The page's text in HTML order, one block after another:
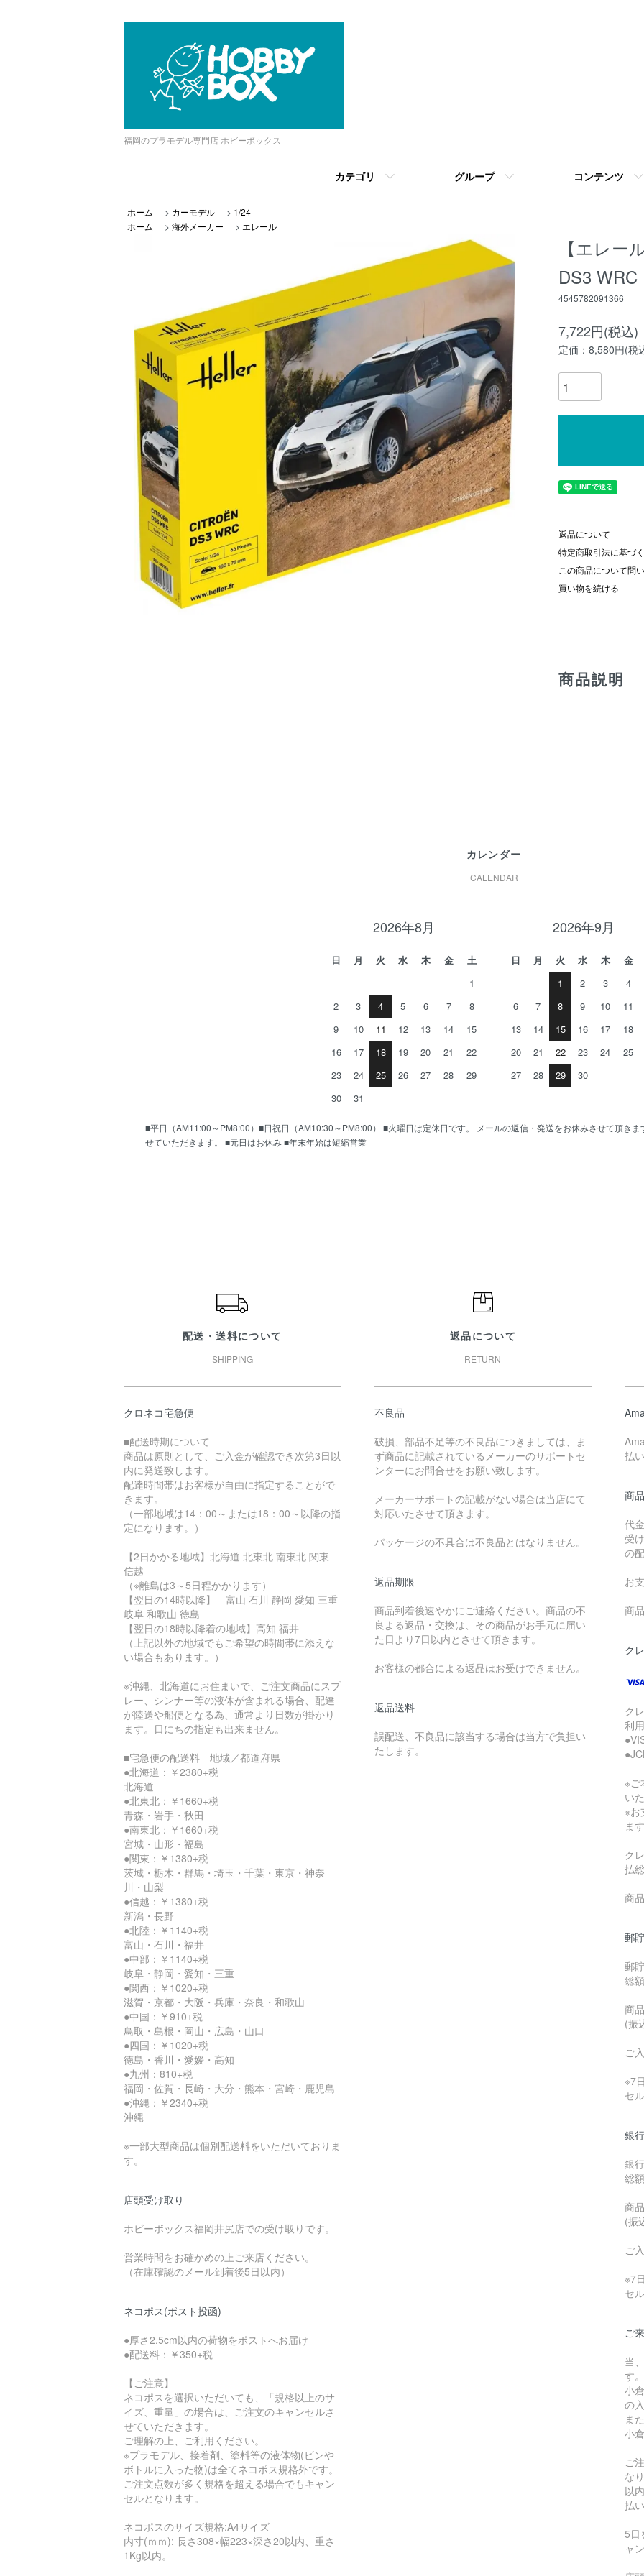
福岡のプラモデル専門店 ホビーボックス
カテゴリ グループ コンテンツ
ホーム > カーモデル > 1/24
ホーム
> 海外メーカー > エレール
【エレー
DS3 WRC
4545782091366
7,722円(税込)
定価：8,580円(税
返品について
特定商取引法に基づ
この商品について問
買い物を続ける
商品説明
カレンダー
CALENDAR
2026年8月
日 月 火 水 木 金
土
1
2
3 4 5 6 7
8
9
10 11 12 13 14
15
16
17 18 19 20 21
22
23
24 25 26 27 28
29
30
31
2026年9月
日 月 火 水 木
金
1
2 3
4
6
7 8 9 10
11
13
14 15 16 17
18
20
21 22 23 24
25
27
28 29 30
■平日（AM11:00～PM8:00）■日祝日（AM10:30～PM8:00） ■火曜日は定休日です。 メールの返信・発送をお休みさせて頂き
せていただきます。 ■元日はお休み ■年末年始は短縮営業
配送・送料について
SHIPPING
クロネコ宅急便
■配送時期について
商品は原則として、ご入金が確認でき次第3日以
内に発送致します。
配達時間帯はお客様が自由に指定することがで
きます。
（一部地域は14：00～または18：00～以降の指
定になります。）
【2日かかる地域】北海道 北東北 南東北 関東
信越
（※離島は3～5日程かかります）
【翌日の14時以降】 富山 石川 静岡 愛知 三重
岐阜 和歌山 徳島
【翌日の18時以降着の地域】高知 福井
（上記以外の地域でもご希望の時間帯に添えな
い場合もあります。）
※沖縄、北海道にお住まいで、ご注文商品にスプ
レー、シンナー等の液体が含まれる場合、配達
が陸送や船便となる為、通常より日数が掛かり
ます。日にちの指定も出来ません。
■宅急便の配送料 地域／都道府県
●北海道：￥2380+税
北海道
●北東北：￥1660+税
青森・岩手・秋田
●南東北：￥1660+税
宮城・山形・福島
●関東：￥1380+税
茨城・栃木・群馬・埼玉・千葉・東京・神奈
川・山梨
●信越：￥1380+税
新潟・長野
●北陸：￥1140+税
富山・石川・福井
●中部：￥1140+税
岐阜・静岡・愛知・三重
●関西：￥1020+税
滋賀・京都・大阪・兵庫・奈良・和歌山
●中国：￥910+税
鳥取・島根・岡山・広島・山口
●四国：￥1020+税
徳島・香川・愛媛・高知
●九州：810+税
福岡・佐賀・長崎・大分・熊本・宮崎・鹿児島
●沖縄：￥2340+税
沖縄
※一部大型商品は個別配送料をいただいておりま
す。
店頭受け取り
ホビーボックス福岡井尻店での受け取りです。
営業時間をお確かめの上ご来店ください。
（在庫確認のメール到着後5日以内）
ネコポス(ポスト投函)
●厚さ2.5cm以内の荷物をポストへお届け
●配送料：￥350+税
【ご注意】
ネコポスを選択いただいても、「規格以上のサ
イズ、重量」の場合は、ご注文のキャンセルさ
せていただきます。
ご理解の上、ご利用ください。
※プラモデル、接着剤、塗料等の液体物(ビンや
ボトルに入った物)は全てネコポス規格外です。
ご注文点数が多く規格を超える場合でもキャン
セルとなります。
ネコポスのサイズ規格:A4サイズ
内寸(ｍｍ): 長さ308×幅223×深さ20以内、重さ
1Kg以内。
返品について
RETURN
不良品
破損、部品不足等の不良品につきましては、ま
ず商品に記載されているメーカーのサポートセ
ンターにお問合せをお願い致します。
メーカーサポートの記載がない場合は当店にて
対応いたさせて頂きます。
パッケージの不具合は不良品とはなりません。
返品期限
商品到着後速やかにご連絡ください。商品の不
良よる返品・交換は、その商品がお手元に届い
た日より7日以内とさせて頂きます。
お客様の都合による返品はお受けできません。
返品送料
誤配送、不良品に該当する場合は当方で負担い
たします。
払
商
代
受
の
お
商
ク
ク
利
※ご
い
※お
ま
ク
払
商
郵
郵
総
商
(振
ご
※7
セ
銀
銀
総
商
(振
ご
※7
セ
ご
当
す
小
の
ま
小
ご
な
以
払
5日
ャ